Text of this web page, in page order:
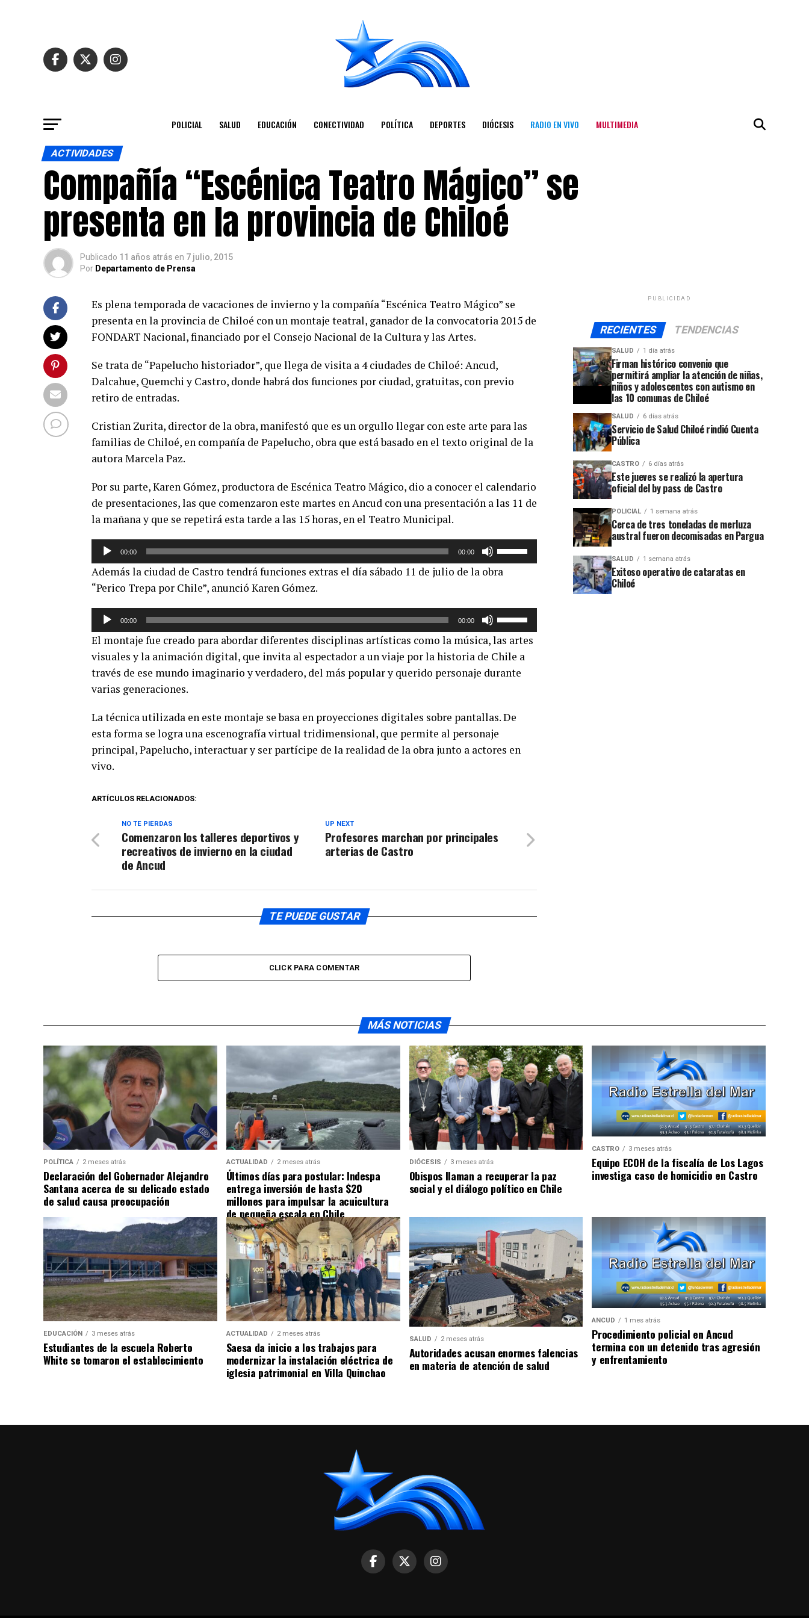
POLICIAL SALUD EDUCACIÓN CONECTIVIDAD POLÍTICA DEPORTES DIÓCESIS RADIO EN VIVO MULTIMEDIA
ACTIVIDADES
Compañía “Escénica Teatro Mágico” se
presenta en la provincia de Chiloé
Publicado 11 años atrás en 7 julio, 2015
Por Departamento de Prensa
Es plena temporada de vacaciones de invierno y la compañía “Escénica Teatro Mágico” se
presenta en la provincia de Chiloé con un montaje teatral, ganador de la convocatoria 2015 de
FONDART Nacional, financiado por el Consejo Nacional de la Cultura y las Artes.
Se trata de “Papelucho historiador”, que llega de visita a 4 ciudades de Chiloé: Ancud,
Dalcahue, Quemchi y Castro, donde habrá dos funciones por ciudad, gratuitas, con previo
retiro de entradas.
Cristian Zurita, director de la obra, manifestó que es un orgullo llegar con este arte para las
familias de Chiloé, en compañía de Papelucho, obra que está basado en el texto original de la
autora Marcela Paz.
Por su parte, Karen Gómez, productora de Escénica Teatro Mágico, dio a conocer el calendario
de presentaciones, las que comenzaron este martes en Ancud con una presentación a las 11 de
la mañana y que se repetirá esta tarde a las 15 horas, en el Teatro Municipal.
Reproductor
audio
00:00 00:00
teclas
arriba/abajo
para
aumentar
o
disminuir
Además la ciudad de Castro tendrá funciones extras el día sábado 11 de julio de la obra
“Perico Trepa por Chile”, anunció Karen Gómez.
Reproductor
audio
00:00 00:00
teclas
de
flecha
aumentar
o
El montaje fue creado para abordar diferentes disciplinas artísticas como la música, las artes
visuales y la animación digital, que invita al espectador a un viaje por la historia de Chile a
través de ese mundo imaginario y verdadero, del más popular y querido personaje durante
varias generaciones.
La técnica utilizada en este montaje se basa en proyecciones digitales sobre pantallas. De
esta forma se logra una escenografía virtual tridimensional, que permite al personaje
principal, Papelucho, interactuar y ser partícipe de la realidad de la obra junto a actores en
vivo.
ARTÍCULOS RELACIONADOS:
UP NEXT
Profesores marchan por principales
arterias de Castro
NO TE PIERDAS
Comenzaron los talleres deportivos y
recreativos de invierno en la ciudad
de Ancud
TE PUEDE GUSTAR
CLICK PARA COMENTAR
PUBLICIDAD
RECIENTES TENDENCIAS
SALUD 1 día atrás
Firman histórico convenio que
permitirá ampliar la atención de niñas,
niños y adolescentes con autismo en
las 10 comunas de Chiloé
SALUD 6 días atrás
Servicio de Salud Chiloé rindió Cuenta
Pública
CASTRO 6 días atrás
Este jueves se realizó la apertura
oficial del by pass de Castro
POLICIAL 1 semana atrás
Cerca de tres toneladas de merluza
austral fueron decomisadas en Pargua
SALUD 1 semana atrás
Exitoso operativo de cataratas en
Chiloé
MÁS NOTICIAS
POLÍTICA 2 meses atrás
Declaración del Gobernador Alejandro
Santana acerca de su delicado estado
de salud causa preocupación
ACTUALIDAD 2 meses atrás
Últimos días para postular: Indespa
entrega inversión de hasta $20
millones para impulsar la acuicultura
de pequeña escala en Chile
DIÓCESIS 3 meses atrás
Obispos llaman a recuperar la paz
social y el diálogo político en Chile
CASTRO 3 meses atrás
Equipo ECOH de la fiscalía de Los Lagos
investiga caso de homicidio en Castro
EDUCACIÓN 3 meses atrás
Estudiantes de la escuela Roberto
White se tomaron el establecimiento
ACTUALIDAD 2 meses atrás
Saesa da inicio a los trabajos para
modernizar la instalación eléctrica de
iglesia patrimonial en Villa Quinchao
SALUD 2 meses atrás
Autoridades acusan enormes falencias
en materia de atención de salud
ANCUD 1 mes atrás
Procedimiento policial en Ancud
termina con un detenido tras agresión
y enfrentamiento